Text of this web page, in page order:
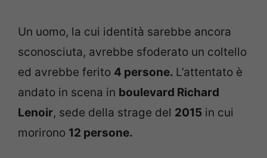
Un uomo, la cui identità sarebbe ancora
sconosciuta, avrebbe sfoderato un coltello
ed avrebbe ferito 4 persone. L’attentato è
andato in scena in boulevard Richard
Lenoir, sede della strage del 2015 in cui
morirono 12 persone.